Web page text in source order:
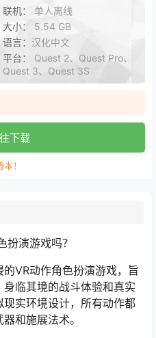
联机： 单人离线
大小： 5.54 GB
语言： 汉化中文
平台： Quest 2、Quest Pro、
Quest 3、Quest 3S
下载
！
扮演游戏吗？
的VR动作角色扮演游戏，旨
临其境的战斗体验和真实
实环境设计，所有动作都
和施展法术。